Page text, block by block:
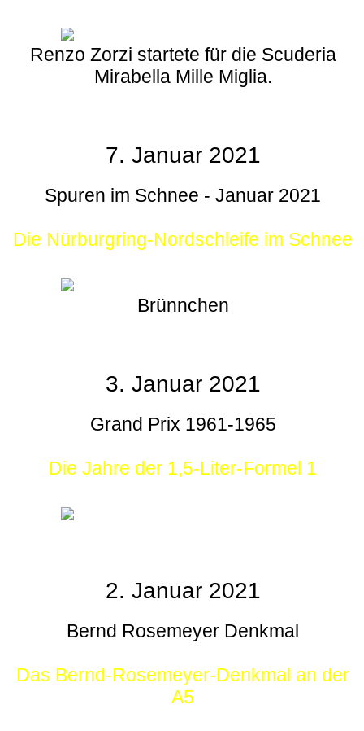
Renzo Zorzi startete für die Scuderia
Mirabella Mille Miglia.
7. Januar 2021
Spuren im Schnee - Januar 2021
Die Nürburgring-Nordschleife im Schnee
Brünnchen
3. Januar 2021
Grand Prix 1961-1965
Die Jahre der 1,5-Liter-Formel 1
2. Januar 2021
Bernd Rosemeyer Denkmal
Das Bernd-Rosemeyer-Denkmal an der
A5